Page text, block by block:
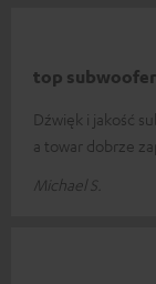
top subwoofer
Dźwięk i jakość
a towar dobrze
Michael S.